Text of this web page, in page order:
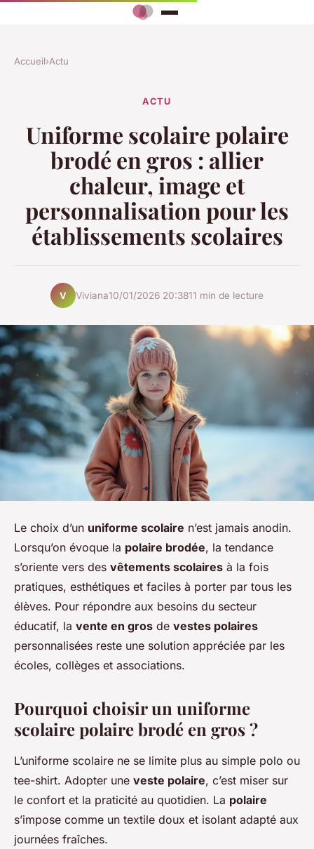
Accueil›Actu
ACTU
Uniforme scolaire polaire
brodé en gros : allier
chaleur, image et
personnalisation pour les
établissements scolaires
V Viviana10/01/2026 20:3811 min de lecture
Le choix d’un uniforme scolaire n’est jamais anodin.
Lorsqu’on évoque la polaire brodée, la tendance
s’oriente vers des vêtements scolaires à la fois
pratiques, esthétiques et faciles à porter par tous les
élèves. Pour répondre aux besoins du secteur
éducatif, la vente en gros de vestes polaires
personnalisées reste une solution appréciée par les
écoles, collèges et associations.
Pourquoi choisir un uniforme
scolaire polaire brodé en gros ?
L’uniforme scolaire ne se limite plus au simple polo ou
tee-shirt. Adopter une veste polaire, c’est miser sur
le confort et la praticité au quotidien. La polaire
s’impose comme un textile doux et isolant adapté aux
journées fraîches.